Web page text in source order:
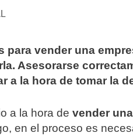
para vender una
Asesorarse
a la hora de tomar la
a la hora de vender
en el proceso es